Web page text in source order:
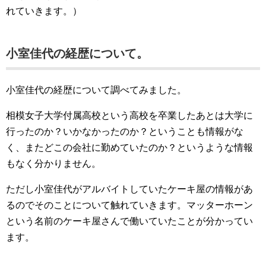
れていきます。）
小室佳代の経歴について。
小室佳代の経歴について調べてみました。
相模女子大学付属高校という高校を卒業したあとは大学に
行ったのか？いかなかったのか？ということも情報がな
く、またどこの会社に勤めていたのか？というような情報
もなく分かりません。
ただし小室佳代がアルバイトしていたケーキ屋の情報があ
るのでそのことについて触れていきます。マッターホーン
という名前のケーキ屋さんで働いていたことが分かってい
ます。